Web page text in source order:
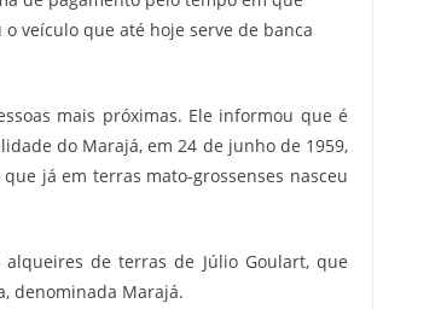
veículo que até hoje serve de banca
mais próximas. Ele informou que é
do Marajá, em 24 de junho de 1959,
já em terras mato-grossenses nasceu
de terras de Júlio Goulart, que
denominada Marajá.